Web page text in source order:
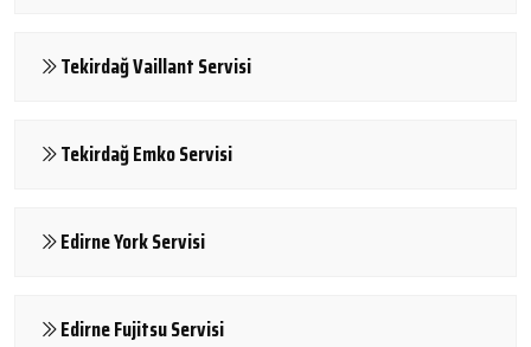
Tekirdağ Vaillant Servisi
Tekirdağ Emko Servisi
Edirne York Servisi
Edirne Fujitsu Servisi